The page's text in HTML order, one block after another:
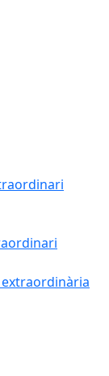
extraordinària